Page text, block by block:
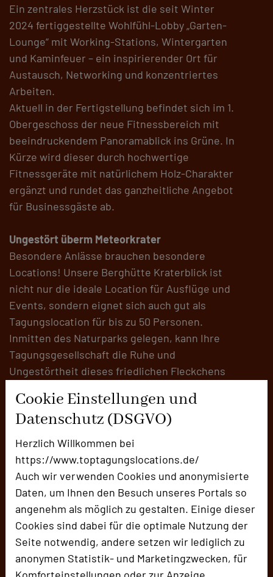
Cookie Einstellungen und
Datenschutz (DSGVO)
Herzlich Willkommen bei
https://www.toptagungslocations.de/
Auch wir verwenden Cookies und anonymisierte
Daten, um Ihnen den Besuch unseres Portals so
angenehm als möglich zu gestalten. Einige dieser
Cookies sind dabei für die optimale Nutzung der
Seite notwendig, andere setzen wir lediglich zu
anonymen Statistik- und Marketingzwecken, für
Ein zentrales Herzstück ist die seit Winter
2024 fertiggestellte Wohlfühl-Lobby „Garten-
Lounge“ mit Working-Stations, Wintergarten
und Kaminfeuer – ein inspirierender Ort für
Austausch, Networking und konzentriertes
Arbeiten.
Aktuell in der Fertigstellung befindet sich im 1.
Obergeschoss der neue Fitnessbereich mit
beeindruckendem Panoramablick ins Grüne. In
Kürze wird dieser durch hochwertige
Fitnessgeräte mit natürlichem Holz-Charakter
ergänzt und rundet das ganzheitliche Angebot
für Businessgäste ab.
Ungestört überm Meteorkrater
Besondere Anlässe brauchen besondere
Locations! Unsere Berghütte Kraterblick ist
nicht nur die ideale Location für Ausflüge und
Events, sondern eignet sich auch gut als
Tagungslocation für bis zu 50 Personen.
Inmitten des Naturparks gelegen, kann Ihre
Tagungsgesellschaft die Ruhe und
Ungestörtheit dieses friedlichen Fleckchens
Hauptraum gibt es auch einen
Gruppenarbeitsraum mit Beamer, Pinnwänden
Flipcharts und natürlich W-LAN. Der große
Garten um die Berghütte kann auch gut für
Teambuilding Maßnahmen genutzt werden und
die schöne Sonnenterrasse ist der ideale Ort,
um sich in den Pausen zu erholen, die Sonne
mit den anderen Teilnehmern zu genießen, und
dabei in den Genuss unseres kulinarischen
Angebots zu kommen.